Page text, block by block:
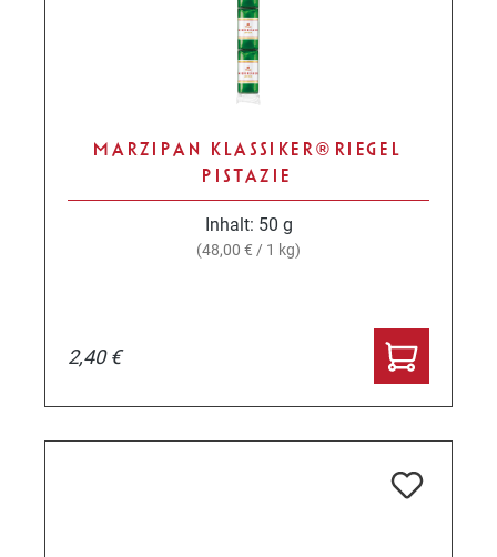
MARZIPAN KLASSIKER® RIEGEL
PISTAZIE
Inhalt: 50 g
(48,00 € / 1 kg)
2,40 €